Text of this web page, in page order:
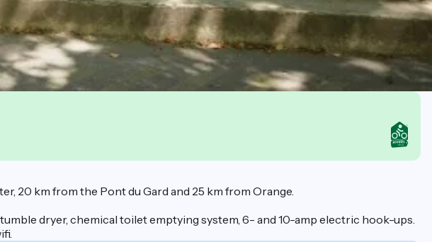
20 km from the Pont du Gard and 25 km from Orange.
dryer, chemical toilet emptying system, 6- and 10-amp electric hook-ups.